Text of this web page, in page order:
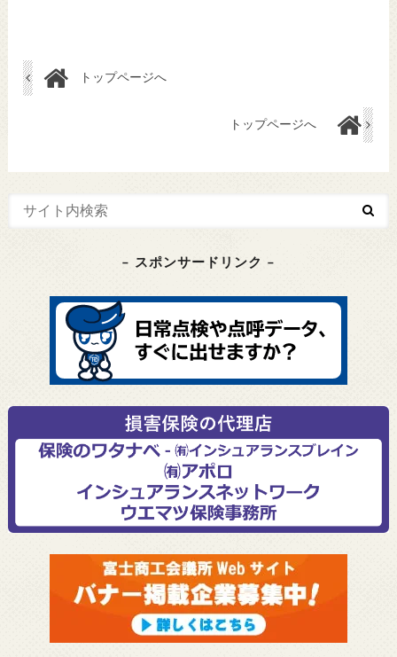
トップページへ
トップページへ
– スポンサードリンク –